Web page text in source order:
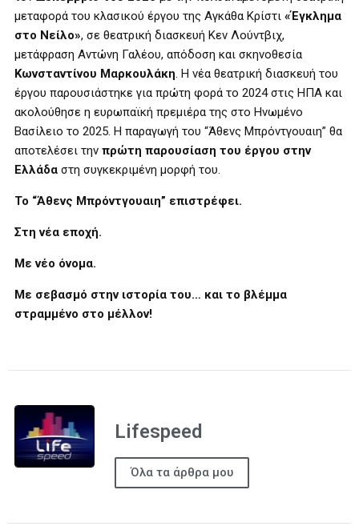
μεταφορά του κλασικού έργου της Αγκάθα Κρίστι «Έγκλημα
στο Νείλο», σε θεατρική διασκευή Κεν Λούντβιχ,
μετάφραση Αντώνη Γαλέου, απόδοση και σκηνοθεσία
Κωνσταντίνου Μαρκουλάκη. Η νέα θεατρική διασκευή του
έργου παρουσιάστηκε για πρώτη φορά το 2024 στις ΗΠΑ και
ακολούθησε η ευρωπαϊκή πρεμιέρα της στο Ηνωμένο
Βασίλειο το 2025. Η παραγωγή του “Άθενς Μπρόντγουαιη” θα
αποτελέσει την πρώτη παρουσίαση του έργου στην
Ελλάδα στη συγκεκριμένη μορφή του.
Το “Άθενς Μπρόντγουαιη” επιστρέφει.
Στη νέα εποχή.
Με νέο όνομα.
Με σεβασμό στην ιστορία του… και το βλέμμα
στραμμένο στο μέλλον!
Lifespeed
Όλα τα άρθρα μου